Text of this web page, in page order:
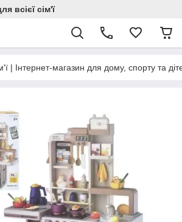
всієї сім'ї
| Інтернет-магазин для дому, спорту та